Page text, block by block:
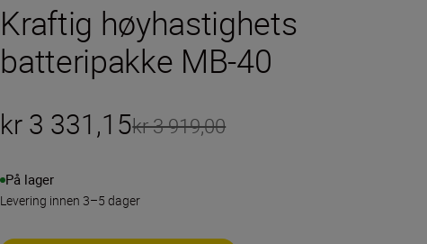
Kraftig høyhastighets
batteripakke MB-40
kr 3 331,15kr 3 919,00
På lager
Levering innen 3–5 dager